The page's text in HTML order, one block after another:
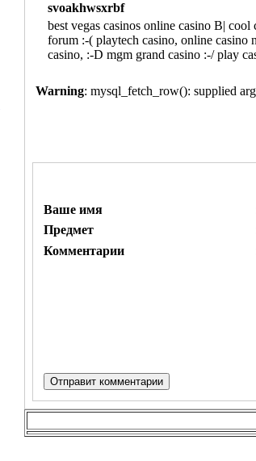
svoakhwsxrbf
best vegas casinos online casino B|
forum :-( playtech casino, online casino
casino, :-D mgm grand casino :-/ play
Warning: mysql_fetch_row(): supplied
Ваше имя
Предмет
Комментарии